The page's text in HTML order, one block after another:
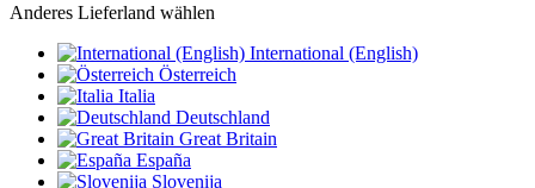
Anderes Lieferland wählen
International (English)
Österreich
Italia
Deutschland
Great Britain
España
Slovenija